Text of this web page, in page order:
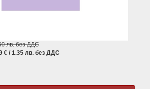
лв. без ДДС
€ / 1.35 лв. без ДДС